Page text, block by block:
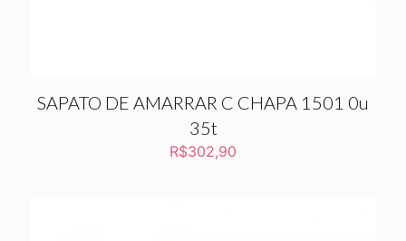
SAPATO DE AMARRAR C CHAPA 1501 0u
35t
R$302,90